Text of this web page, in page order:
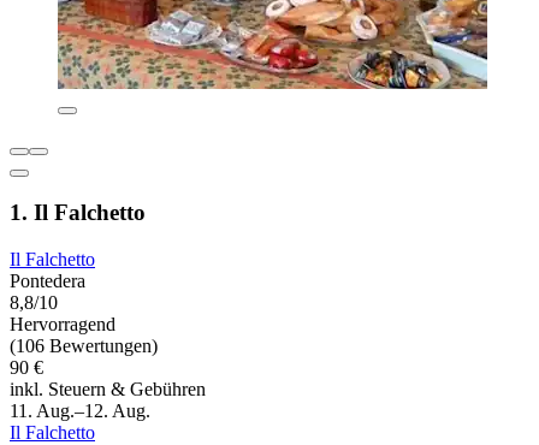
1. Il Falchetto
Il Falchetto
Pontedera
8,8/10
Hervorragend
(106 Bewertungen)
90 €
inkl. Steuern & Gebühren
11. Aug.–12. Aug.
Il Falchetto